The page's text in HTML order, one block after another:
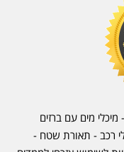
מים עם ברזים
רכב - תאורת שטח -